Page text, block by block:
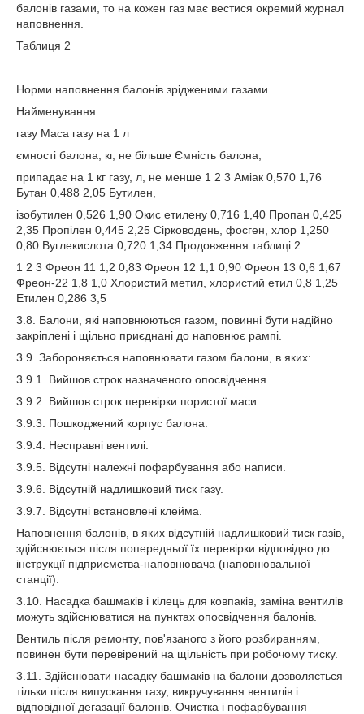
балонів газами, то на кожен газ має вестися окремий журнал
наповнення.
Таблиця 2
Норми наповнення балонів зрідженими газами
Найменування
газу Маса газу на 1 л
ємності балона, кг, не більше Ємність балона,
припадає на 1 кг газу, л, не менше 1 2 3 Аміак 0,570 1,76
Бутан 0,488 2,05 Бутилен,
ізобутилен 0,526 1,90 Окис етилену 0,716 1,40 Пропан 0,425
2,35 Пропілен 0,445 2,25 Сірководень, фосген, хлор 1,250
0,80 Вуглекислота 0,720 1,34 Продовження таблиці 2
1 2 3 Фреон 11 1,2 0,83 Фреон 12 1,1 0,90 Фреон 13 0,6 1,67
Фреон-22 1,8 1,0 Хлористий метил, хлористий етил 0,8 1,25
Етилен 0,286 3,5
3.8. Балони, які наповнюються газом, повинні бути надійно
закріплені і щільно приєднані до наповнює рампі.
3.9. Забороняється наповнювати газом балони, в яких:
3.9.1. Вийшов строк назначеного опосвідчення.
3.9.2. Вийшов строк перевірки пористої маси.
3.9.3. Пошкоджений корпус балона.
3.9.4. Несправні вентилі.
3.9.5. Відсутні належні пофарбування або написи.
3.9.6. Відсутній надлишковий тиск газу.
3.9.7. Відсутні встановлені клейма.
Наповнення балонів, в яких відсутній надлишковий тиск газів,
здійснюється після попередньої їх перевірки відповідно до
інструкції підприємства-наповнювача (наповнювальної
станції).
3.10. Насадка башмаків і кілець для ковпаків, заміна вентилів
можуть здійснюватися на пунктах опосвідчення балонів.
Вентиль після ремонту, пов'язаного з його розбиранням,
повинен бути перевірений на щільність при робочому тиску.
3.11. Здійснювати насадку башмаків на балони дозволяється
тільки після випускання газу, викручування вентилів і
відповідної дегазації балонів. Очистка і пофарбування